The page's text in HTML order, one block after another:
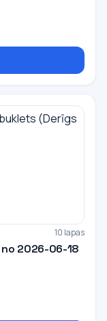
10 lapas
2026-06-18